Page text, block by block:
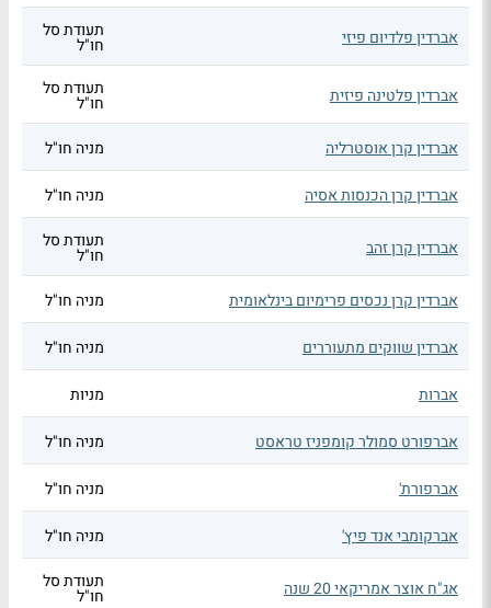
אברדין פלדיום פיזי תעודת סל
חו"ל
אברדין פלטינה פיזית תעודת סל
חו"ל
אברדין קרן אוסטרליה
מניה חו"ל
אברדין קרן הכנסות אסיה מניה חו"ל
אברדין קרן זהב תעודת סל
חו"ל
אברדין קרן נכסים פרימיום בינלאומית
מניה חו"ל
אברדין שווקים מתעוררים מניה חו"ל
אברות מניות
אברפורט סמולר קומפניז טראסט מניה חו"ל
אברפורת' מניה חו"ל
אברקומבי אנד פיץ' מניה חו"ל
אג"ח אוצר אמריקאי 20 שנה תעודת סל
חו"ל